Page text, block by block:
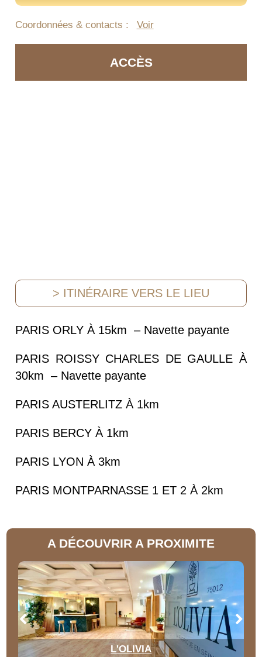
Coordonnées & contacts : Voir
ACCÈS
> ITINÉRAIRE VERS LE LIEU
PARIS ORLY À 15km – Navette payante
PARIS ROISSY CHARLES DE GAULLE À
30km – Navette payante
PARIS AUSTERLITZ À 1km
PARIS BERCY À 1km
PARIS LYON À 3km
PARIS MONTPARNASSE 1 ET 2 À 2km
A DÉCOUVRIR A PROXIMITE
L'OLIVIA